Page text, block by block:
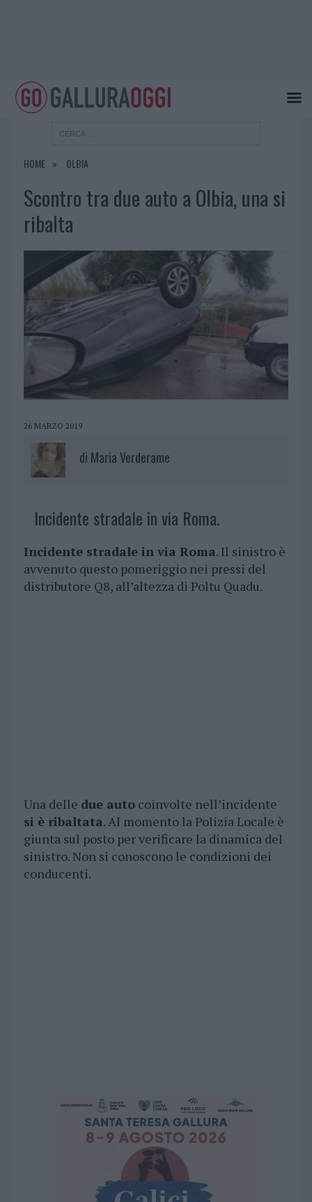
HOME OLBIA
Scontro tra due auto a Olbia, una si
ribalta
26 MARZO 2019
di Maria Verderame
Incidente stradale in via Roma.
Incidente stradale in via Roma. Il sinistro è
avvenuto questo pomeriggio nei pressi del
distributore Q8, all’altezza di Poltu Quadu.
Una delle due autocoinvolte nell’incidente
si è ribaltata. Al momento la Polizia Locale è
giunta sul posto per verificare la dinamica del
sinistro. Non si conoscono le condizioni dei
conducenti.